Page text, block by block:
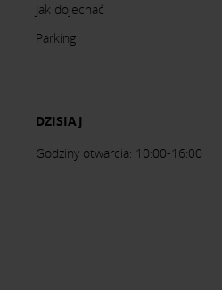
Jak dojechać
Parking
DZISIAJ
Godziny otwarcia: 10:00-16:00